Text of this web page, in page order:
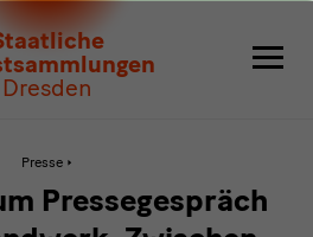
Dresden
Presse
zum
Pressegespräch
Pressegespräch